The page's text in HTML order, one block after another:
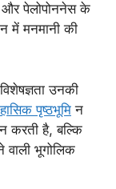
और पेलोपोननेस के
में मनमानी की
उनकी
पृष्ठभूमि न
करती है, बल्कि
वाली भूगोलिक